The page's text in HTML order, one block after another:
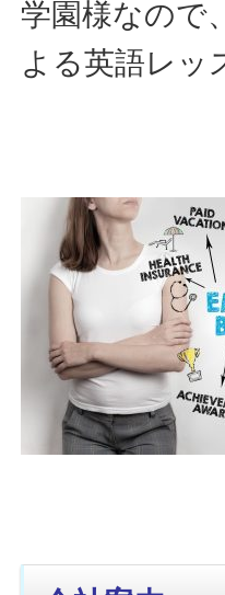
学園様なので
よる英語レッ